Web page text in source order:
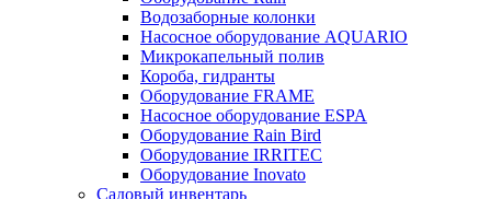
Водозаборные колонки
Насосное оборудование AQUARIO
Микрокапельный полив
Короба, гидранты
Оборудование FRAME
Насосное оборудование ESPA
Оборудование Rain Bird
Оборудование IRRITEC
Оборудование Inovato
Садовый инвентарь